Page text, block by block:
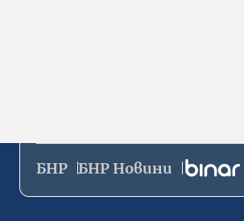
БНР БНР Новини